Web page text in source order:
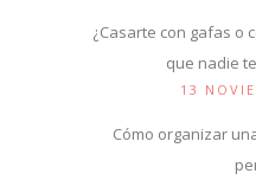
¿Casarte con gafas o
que nadie
13
Cómo organizar